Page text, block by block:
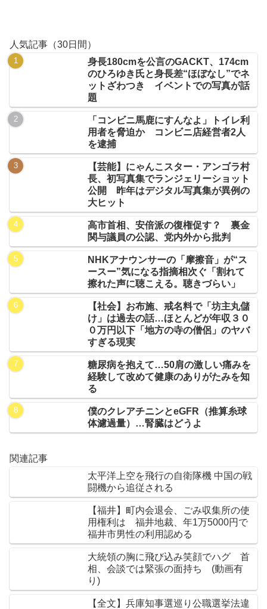
人気記事（30日間）
身長180cmを公言のGACKT、174cm
のひろゆき氏と身長差“ほぼなし”でネ
ットざわつき イベントでの写真が話
題
「コンビニ馬鹿にすんなよ」トイレ利
用者を脅迫か コンビニ店経営者2人
を逮捕
【芸能】にゃんこスター・アンゴラ村
長、初写真集でランジェリーショット
公開 昨年はデジタル写真集が異例の
大ヒット
高市首相、安倍派の復権促す？ 裏金
関与議員の公認、党内外から批判
NHKアナウンサーの「摩擦音」が“ス
ースー”気になる指摘相次ぐ「割れて
擦れた声に聴こえる。聴きづらい」
【社会】お布施、戒名料で「坊主丸儲
け」は過去の話…ほとんどが年収３０
０万円以下「地方の寺の僧侶」のヤバ
すぎる現実
糖尿病を抱えて…50肩の激しい痛みを
経験して改めて健康のありがたみを知
る
僕のクレアチニンとeGFR（推算糸球
体濾過量）…腎臓はどうよ
関連記事
太平洋上空を飛行の自衛隊機 中国の戦
闘機から追従される
【福井】町内会退会、ごみ収集所の使
用権利は 福井地裁、年1万5000円で
福井市男性の利用認める
大統領の胸に飛び込み笑顔でハグ 首
相、会談では緊張の面持ち (動画有
り)
【全文】兵庫知事選巡り公職選挙法違